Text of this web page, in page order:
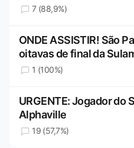
7 (88,9%)
ONDE ASSISTIR! São
oitavas de final da
1 (100%)
URGENTE: Jogador do
Alphaville
19 (57,7%)